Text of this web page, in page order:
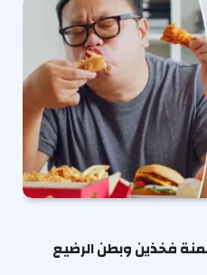
فخذين وبطن الرضيع